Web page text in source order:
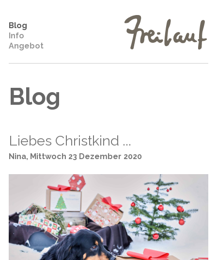
Blog
Info
Angebot
Blog
Liebes Christkind ...
Nina, Mittwoch 23 Dezember 2020